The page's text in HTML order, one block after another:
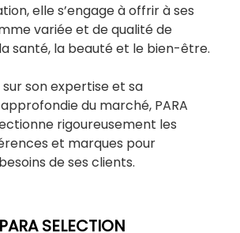
elle s’engage à offrir à ses
variée et de qualité de
santé, la beauté et le bien-être.
sur son expertise et sa
du marché, PARA
rigoureusement les
et marques pour
de ses clients.
SELECTION